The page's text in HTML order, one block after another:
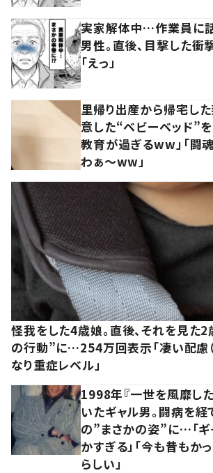
実家解体中…作業員に
男性。直後、目撃した
「えっ」
里帰り出産から帰宅し
意した“ベビーベッド”
教育が過ぎるww」「闘
わぁ～ww」
怪我をした4歳娘。直後、それを見た
の行動”に…254万回表示「凄い配慮（
なり重症レベル」
1998年『一世を風靡し
いたギャル男。闘病を
の”まさかの姿”に…「ギャ
かすぎる」「今も昔もか
らしい」